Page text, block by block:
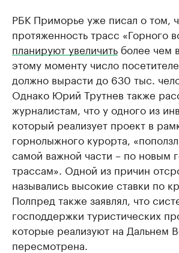
РБК Приморье уже писал о том,
протяженность трасс «Горного
планируют увеличить более чем
этому моменту число
должно вырасти до 630 тыс.
Однако Юрий Трутнев также
журналистам, что у одного из
который реализует проект в
горнолыжного курорта,
самой важной части – по новым
трассам». Одной из причин
назывались высокие ставки по
Полпред также заявлял, что
господдержки туристических
которые реализуют на Дальнем
пересмотрена.